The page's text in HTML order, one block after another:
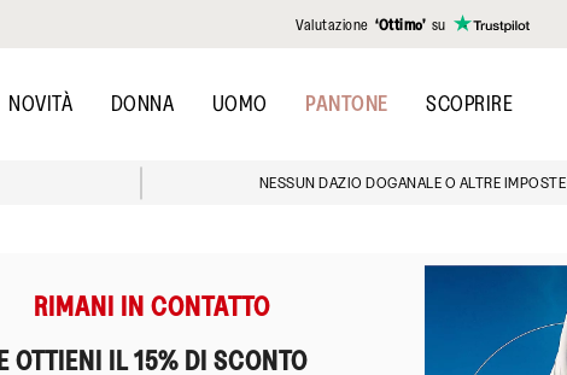
Valutazione ‘Ottimo’ su
NOVITÀ DONNA UOMO PANTONE SCOPRIRE
NESSUN DAZIO DOGANALE O ALTRE IMPOSTE
RIMANI IN CONTATTO
E OTTIENI IL 15% DI SCONTO